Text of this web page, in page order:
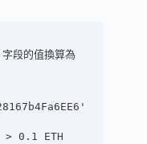
的值換算為
0.1 ETH